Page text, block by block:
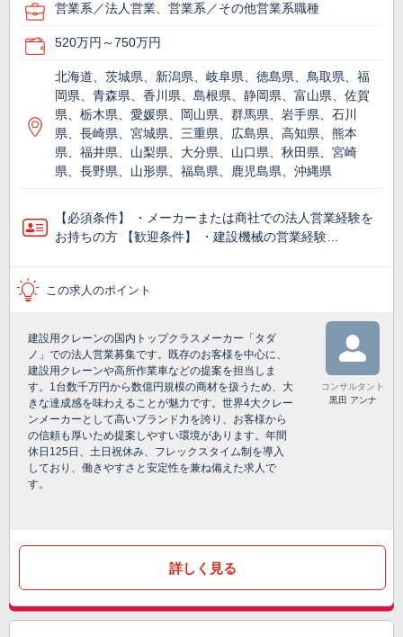
営業系／法人営業、営業系／その他営業系職種
520万円～750万円
北海道、茨城県、新潟県、岐阜県、徳島県、鳥取県、福
岡県、青森県、香川県、島根県、静岡県、富山県、佐賀
県、栃木県、愛媛県、岡山県、群馬県、岩手県、石川
県、長崎県、宮城県、三重県、広島県、高知県、熊本
県、福井県、山梨県、大分県、山口県、秋田県、宮崎
県、長野県、山形県、福島県、鹿児島県、沖縄県
【必須条件】 ・メーカーまたは商社での法人営業経験を
お持ちの方 【歓迎条件】 ・建設機械の営業経験…
この求人のポイント
建設用クレーンの国内トップクラスメーカー「タダ
ノ」での法人営業募集です。既存のお客様を中心に、
建設用クレーンや高所作業車などの提案を担当しま
す。1台数千万円から数億円規模の商材を扱うため、大
きな達成感を味わえることが魅力です。世界4大クレー
ンメーカーとして高いブランド力を誇り、お客様から
の信頼も厚いため提案しやすい環境があります。年間
休日125日、土日祝休み、フレックスタイム制を導入
しており、働きやすさと安定性を兼ね備えた求人で
す。
コンサルタント
黒田 アンナ
詳しく見る